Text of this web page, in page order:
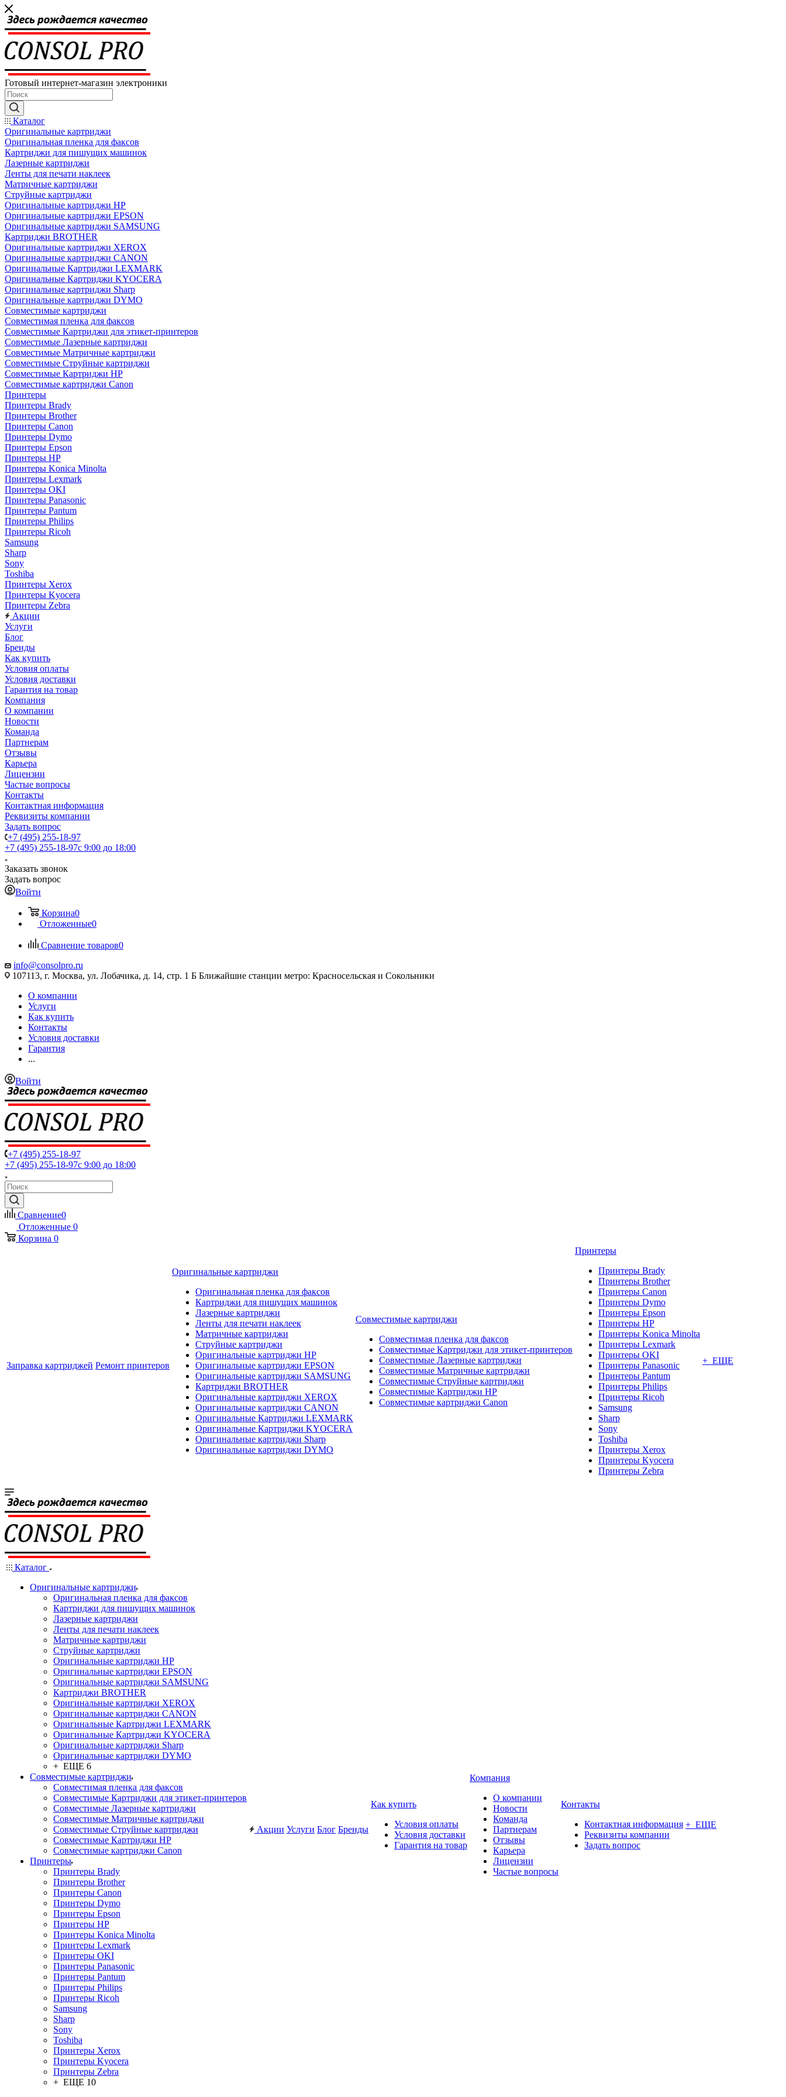
Готовый интернет-магазин электроники
Каталог
Оригинальные картриджи
Оригинальная пленка для факсов
Картриджи для пишущих машинок
Лазерные картриджи
Ленты для печати наклеек
Матричные картриджи
Струйные картриджи
Оригинальные картриджи HP
Оригинальные картриджи EPSON
Оригинальные картриджи SAMSUNG
Картриджи BROTHER
Оригинальные картриджи XEROX
Оригинальные картриджи CANON
Оригинальные Картриджи LEXMARK
Оригинальные Картриджи KYOCERA
Оригинальные картриджи Sharp
Оригинальные картриджи DYMO
Совместимые картриджи
Совместимая пленка для факсов
Совместимые Картриджи для этикет-принтеров
Совместимые Лазерные картриджи
Совместимые Матричные картриджи
Совместимые Струйные картриджи
Совместимые Картриджи HP
Совместимые картриджи Canon
Принтеры
Принтеры Brady
Принтеры Brother
Принтеры Canon
Принтеры Dymo
Принтеры Epson
Принтеры HP
Принтеры Konica Minolta
Принтеры Lexmark
Принтеры OKI
Принтеры Panasonic
Принтеры Pantum
Принтеры Philips
Принтеры Ricoh
Samsung
Sharp
Sony
Toshiba
Принтеры Xerox
Принтеры Kyocera
Принтеры Zebra
Акции
Услуги
Блог
Бренды
Как купить
Условия оплаты
Условия доставки
Гарантия на товар
Компания
О компании
Новости
Команда
Партнерам
Отзывы
Карьера
Лицензии
Частые вопросы
Контакты
Контактная информация
Реквизиты компании
Задать вопрос
+7 (495) 255-18-97
+7 (495) 255-18-97с 9:00 до 18:00
Заказать звонок
Задать вопрос
Войти
Корзина0
Отложенные0
Сравнение товаров0
info@consolpro.ru
107113, г. Москва, ул. Лобачика, д. 14, стр. 1 Б Ближайшие станции метро: Красносельская и Сокольники
О компании
Услуги
Как купить
Контакты
Условия доставки
Гарантия
...
Войти
+7 (495) 255-18-97
+7 (495) 255-18-97с 9:00 до 18:00
Сравнение0
Отложенные 0
Корзина 0
Заправка картриджей Ремонт принтеров
Оригинальные картриджи
Оригинальная пленка для факсов
Картриджи для пишущих машинок
Лазерные картриджи
Ленты для печати наклеек
Матричные картриджи
Струйные картриджи
Оригинальные картриджи HP
Оригинальные картриджи EPSON
Оригинальные картриджи SAMSUNG
Картриджи BROTHER
Оригинальные картриджи XEROX
Оригинальные картриджи CANON
Оригинальные Картриджи LEXMARK
Оригинальные Картриджи KYOCERA
Оригинальные картриджи Sharp
Оригинальные картриджи DYMO
Совместимые картриджи
Совместимая пленка для факсов
Совместимые Картриджи для этикет-принтеров
Совместимые Лазерные картриджи
Совместимые Матричные картриджи
Совместимые Струйные картриджи
Совместимые Картриджи HP
Совместимые картриджи Canon
Принтеры
Принтеры Brady
Принтеры Brother
Принтеры Canon
Принтеры Dymo
Принтеры Epson
Принтеры HP
Принтеры Konica Minolta
Принтеры Lexmark
Принтеры OKI
Принтеры Panasonic
Принтеры Pantum
Принтеры Philips
Принтеры Ricoh
Samsung
Sharp
Sony
Toshiba
Принтеры Xerox
Принтеры Kyocera
Принтеры Zebra
+ ЕЩЕ
Каталог
Оригинальные картриджи
Оригинальная пленка для факсов
Картриджи для пишущих машинок
Лазерные картриджи
Ленты для печати наклеек
Матричные картриджи
Струйные картриджи
Оригинальные картриджи HP
Оригинальные картриджи EPSON
Оригинальные картриджи SAMSUNG
Картриджи BROTHER
Оригинальные картриджи XEROX
Оригинальные картриджи CANON
Оригинальные Картриджи LEXMARK
Оригинальные Картриджи KYOCERA
Оригинальные картриджи Sharp
Оригинальные картриджи DYMO
+ ЕЩЕ 6
Совместимые картриджи
Совместимая пленка для факсов
Совместимые Картриджи для этикет-принтеров
Совместимые Лазерные картриджи
Совместимые Матричные картриджи
Совместимые Струйные картриджи
Совместимые Картриджи HP
Совместимые картриджи Canon
Принтеры
Принтеры Brady
Принтеры Brother
Принтеры Canon
Принтеры Dymo
Принтеры Epson
Принтеры HP
Принтеры Konica Minolta
Принтеры Lexmark
Принтеры OKI
Принтеры Panasonic
Принтеры Pantum
Принтеры Philips
Принтеры Ricoh
Samsung
Sharp
Sony
Toshiba
Принтеры Xerox
Принтеры Kyocera
Принтеры Zebra
+ ЕЩЕ 10
Акции Услуги Блог Бренды
Как купить
Условия оплаты
Условия доставки
Гарантия на товар
Компания
О компании
Новости
Команда
Партнерам
Отзывы
Карьера
Лицензии
Частые вопросы
Контакты
Контактная информация
Реквизиты компании
Задать вопрос
+ ЕЩЕ